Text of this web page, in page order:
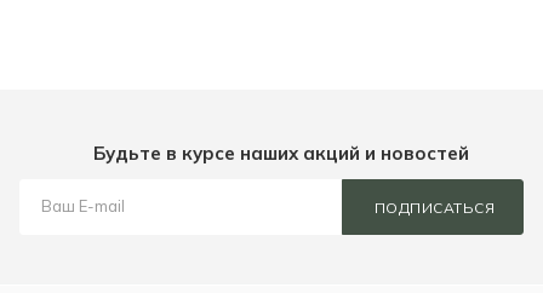
Будьте в курсе наших акций и новостей
ПОДПИСАТЬСЯ